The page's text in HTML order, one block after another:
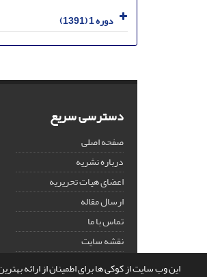
این وب سایت از کوکی ها برای اطمینان از ارائه
دوره 1 (1391)
دسترسی سریع
صفحه اصلی
درباره نشریه
اعضای هیات تحریریه
ارسال مقاله
تماس با ما
نقشه سایت